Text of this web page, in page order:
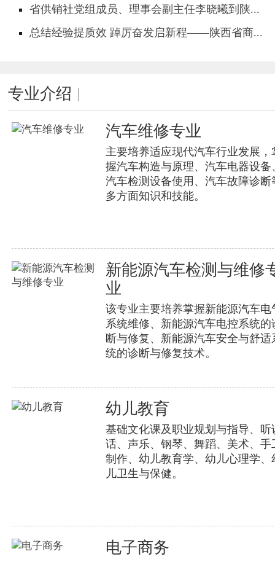
省供销社党组成员、理事会副主任李晓曦到陕...
总结经验提质效 踔厉奋发启新程——陕西省商...
专业介绍
汽车维修专业
主要培养适应现代汽车行业发展，
握汽车构造与原理、汽车电器设备
汽车检测设备使用、汽车故障诊断
多方面知识和技能。
新能源汽车检测与维修
业
该专业主要培养掌握新能源汽车电
系统维修、新能源汽车电控系统的
断与修复、新能源汽车安全与舒适
统的诊断与修复技术。
幼儿教育
基础文化课及职业规划与指导、听
话、声乐、钢琴、舞蹈、美术、手
制作、幼儿教育学、幼儿心理学、
儿卫生与保健。
电子商务